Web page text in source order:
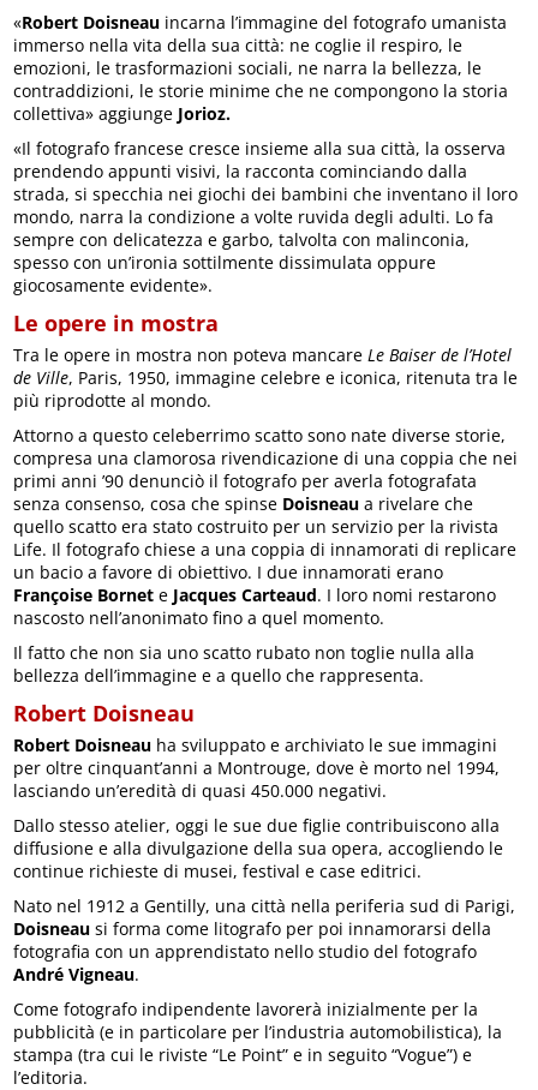
«Robert Doisneau incarna l’immagine del fotografo umanista
immerso nella vita della sua città: ne coglie il respiro, le
emozioni, le trasformazioni sociali, ne narra la bellezza, le
contraddizioni, le storie minime che ne compongono la storia
collettiva» aggiunge Jorioz.
«Il fotografo francese cresce insieme alla sua città, la osserva
prendendo appunti visivi, la racconta cominciando dalla
strada, si specchia nei giochi dei bambini che inventano il loro
mondo, narra la condizione a volte ruvida degli adulti. Lo fa
sempre con delicatezza e garbo, talvolta con malinconia,
spesso con un’ironia sottilmente dissimulata oppure
giocosamente evidente».
Le opere in mostra
Tra le opere in mostra non poteva mancare Le Baiser de l’Hotel
de Ville, Paris, 1950, immagine celebre e iconica, ritenuta tra le
più riprodotte al mondo.
Attorno a questo celeberrimo scatto sono nate diverse storie,
compresa una clamorosa rivendicazione di una coppia che nei
primi anni ’90 denunciò il fotografo per averla fotografata
senza consenso, cosa che spinse Doisneau a rivelare che
quello scatto era stato costruito per un servizio per la rivista
Life. Il fotografo chiese a una coppia di innamorati di replicare
un bacio a favore di obiettivo. I due innamorati erano
Françoise Bornet e Jacques Carteaud. I loro nomi restarono
nascosto nell’anonimato fino a quel momento.
Il fatto che non sia uno scatto rubato non toglie nulla alla
bellezza dell’immagine e a quello che rappresenta.
Robert Doisneau
Robert Doisneau ha sviluppato e archiviato le sue immagini
per oltre cinquant’anni a Montrouge, dove è morto nel 1994,
lasciando un’eredità di quasi 450.000 negativi.
Dallo stesso atelier, oggi le sue due figlie contribuiscono alla
diffusione e alla divulgazione della sua opera, accogliendo le
continue richieste di musei, festival e case editrici.
Nato nel 1912 a Gentilly, una città nella periferia sud di Parigi,
Doisneau si forma come litografo per poi innamorarsi della
fotografia con un apprendistato nello studio del fotografo
André Vigneau.
Come fotografo indipendente lavorerà inizialmente per la
pubblicità (e in particolare per l’industria automobilistica), la
stampa (tra cui le riviste “Le Point” e in seguito “Vogue”) e
l’editoria.